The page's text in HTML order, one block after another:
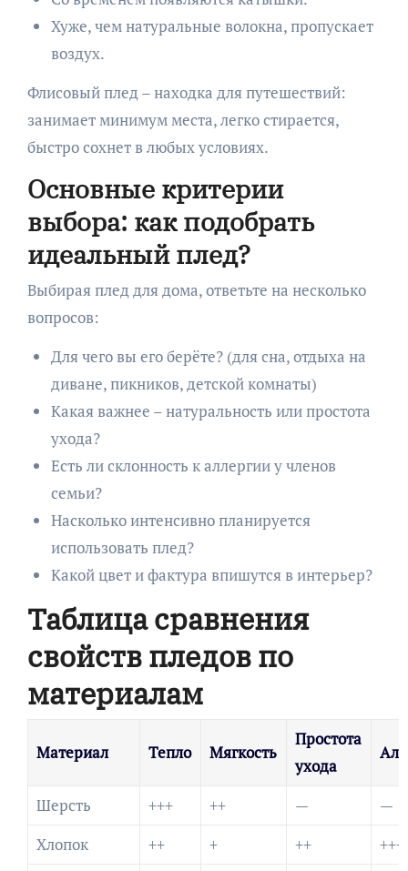
Хуже, чем натуральные волокна, пропускает
воздух.
Флисовый плед – находка для путешествий:
занимает минимум места, легко стирается,
быстро сохнет в любых условиях.
Основные критерии
выбора: как подобрать
идеальный плед?
Выбирая плед для дома, ответьте на несколько
вопросов:
Для чего вы его берёте? (для сна, отдыха на
диване, пикников, детской комнаты)
Какая важнее – натуральность или простота
ухода?
Есть ли склонность к аллергии у членов
семьи?
Насколько интенсивно планируется
использовать плед?
Какой цвет и фактура впишутся в интерьер?
Таблица сравнения
свойств пледов по
материалам
Материал Тепло Мягкость
Простота
ухода
Шерсть +++ ++ —
—
Хлопок
++ + ++
+++